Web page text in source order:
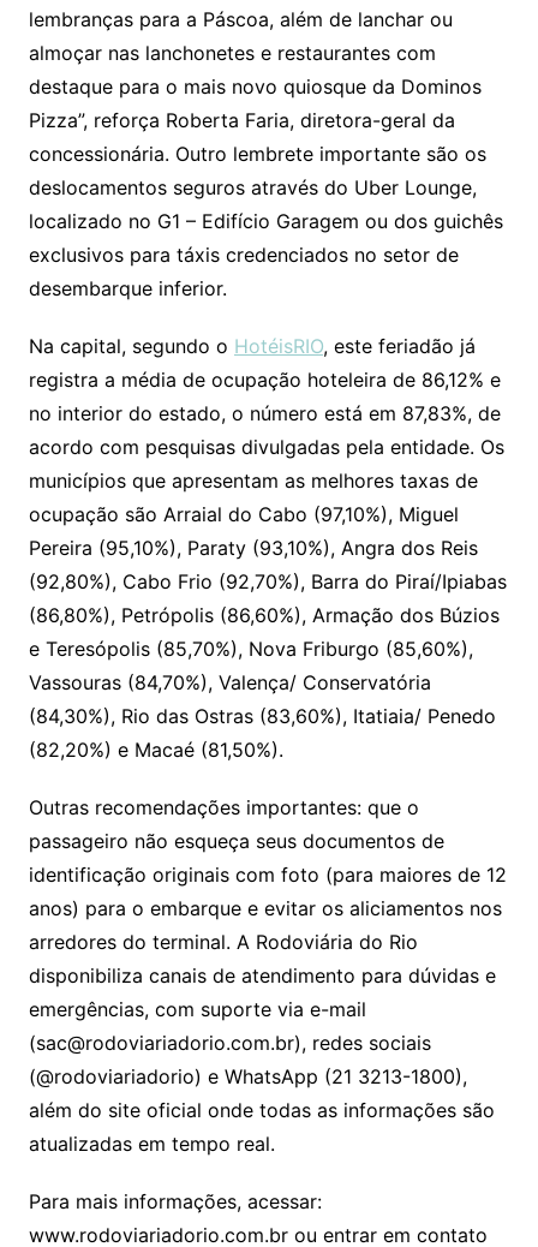
lembranças para a Páscoa, além de lanchar ou
almoçar nas lanchonetes e restaurantes com
destaque para o mais novo quiosque da Dominos
Pizza”, reforça Roberta Faria, diretora-geral da
concessionária. Outro lembrete importante são os
deslocamentos seguros através do Uber Lounge,
localizado no G1 – Edifício Garagem ou dos guichês
exclusivos para táxis credenciados no setor de
desembarque inferior.
Na capital, segundo o HotéisRIO, este feriadão já
registra a média de ocupação hoteleira de 86,12% e
no interior do estado, o número está em 87,83%, de
acordo com pesquisas divulgadas pela entidade. Os
municípios que apresentam as melhores taxas de
ocupação são Arraial do Cabo (97,10%), Miguel
Pereira (95,10%), Paraty (93,10%), Angra dos Reis
(92,80%), Cabo Frio (92,70%), Barra do Piraí/Ipiabas
(86,80%), Petrópolis (86,60%), Armação dos Búzios
e Teresópolis (85,70%), Nova Friburgo (85,60%),
Vassouras (84,70%), Valença/ Conservatória
(84,30%), Rio das Ostras (83,60%), Itatiaia/ Penedo
(82,20%) e Macaé (81,50%).
Outras recomendações importantes: que o
passageiro não esqueça seus documentos de
identificação originais com foto (para maiores de 12
anos) para o embarque e evitar os aliciamentos nos
arredores do terminal. A Rodoviária do Rio
disponibiliza canais de atendimento para dúvidas e
emergências, com suporte via e-mail
(sac@rodoviariadorio.com.br), redes sociais
(@rodoviariadorio) e WhatsApp (21 3213-1800),
além do site oficial onde todas as informações são
atualizadas em tempo real.
Para mais informações, acessar:
www.rodoviariadorio.com.br ou entrar em contato